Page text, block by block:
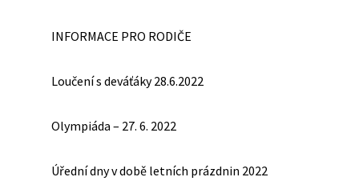
INFORMACE PRO RODIČE
Loučení s deváťáky 28.6.2022
Olympiáda – 27. 6. 2022
Úřední dny v době letních prázdnin 2022